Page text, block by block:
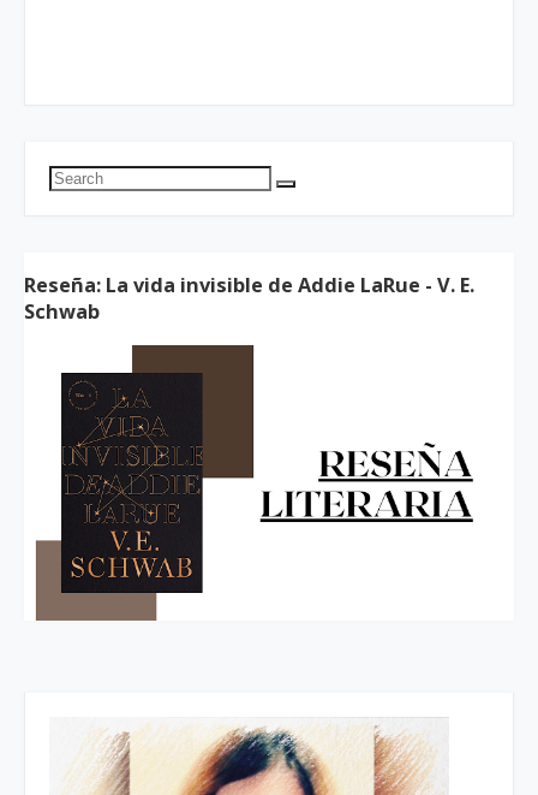
Reseña: La vida invisible de Addie LaRue - V. E.
Schwab